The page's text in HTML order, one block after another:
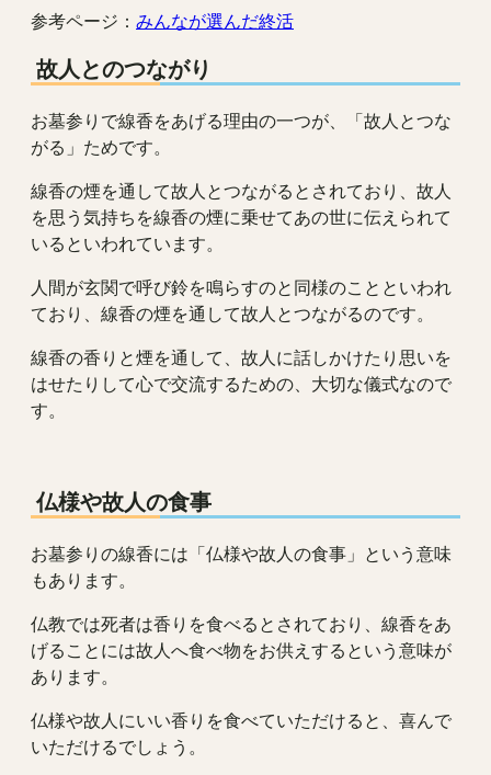
参考ページ： みんなが選んだ終活
故人とのつながり
お墓参りで線香をあげる理由の一つが、「故人とつな
がる」ためです。
線香の煙を通して故人とつながるとされており、故人
を思う気持ちを線香の煙に乗せてあの世に伝えられて
いるといわれています。
人間が玄関で呼び鈴を鳴らすのと同様のことといわれ
ており、線香の煙を通して故人とつながるのです。
線香の香りと煙を通して、故人に話しかけたり思いを
はせたりして心で交流するための、大切な儀式なので
す。
仏様や故人の食事
お墓参りの線香には「仏様や故人の食事」という意味
もあります。
仏教では死者は香りを食べるとされており、線香をあ
げることには故人へ食べ物をお供えするという意味が
あります。
仏様や故人にいい香りを食べていただけると、喜んで
いただけるでしょう。